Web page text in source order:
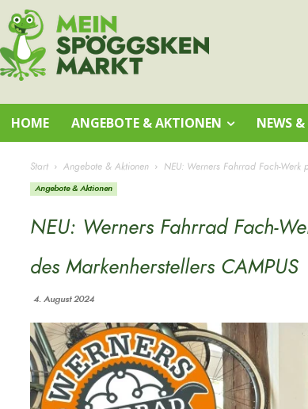
HOME ANGEBOTE & AKTIONEN NEWS
Start Angebote & Aktionen NEU: Werners Fahrrad Fach-Werk
Angebote & Aktionen
NEU: Werners Fahrrad Fach-
des Markenherstellers CAMPUS
4. August 2024